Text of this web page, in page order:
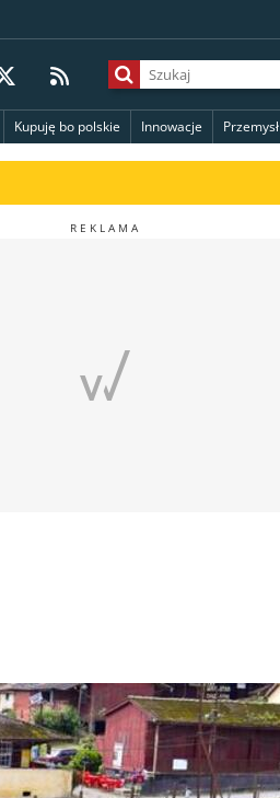
Kupuję bo polskie Innowacje Przemysł